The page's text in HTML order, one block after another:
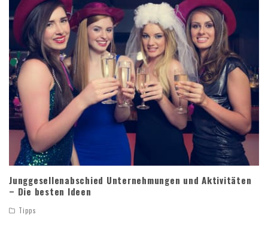
Junggesellenabschied Unternehmungen und Aktivitäten
– Die besten Ideen
Tipps